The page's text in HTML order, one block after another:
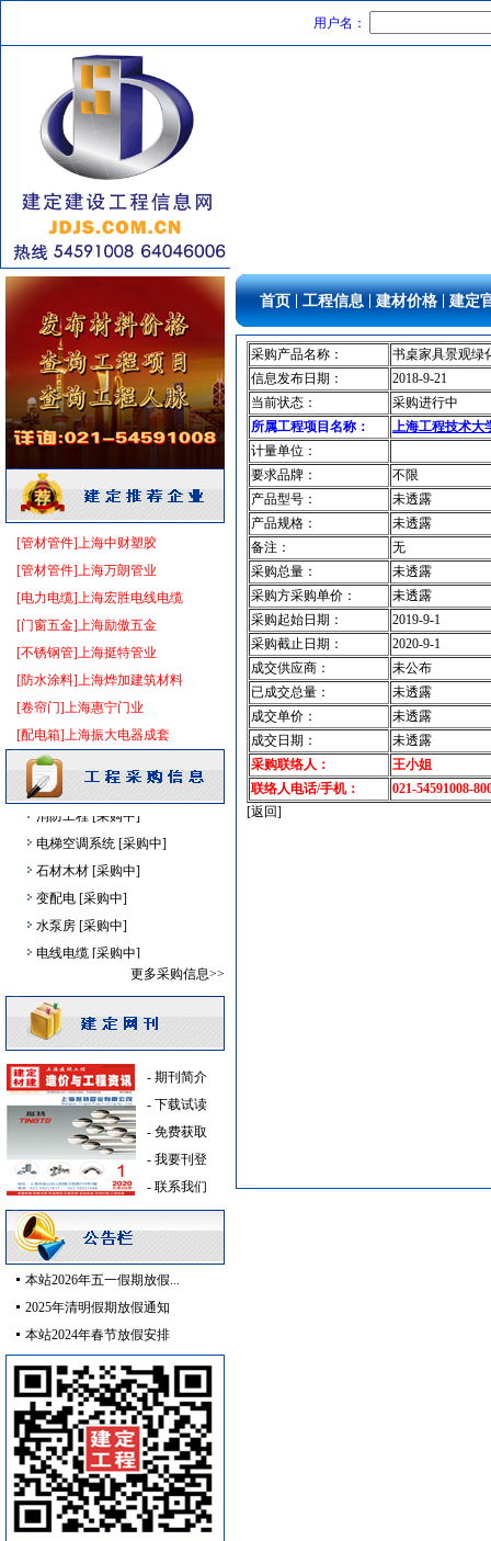
用户名：
[管材管件]上海中财塑胶
[管材管件]上海万朗管业
[电力电缆]上海宏胜电线电缆
[门窗五金]上海励傲五金
[不锈钢管]上海挺特管业
[防水涂料]上海烨加建筑材料
[卷帘门]上海惠宁门业
[配电箱]上海振大电器成套
给排水系统 [采购中]
照明器材 [采购中]
仪器仪表 [采购中]
PVC窗帘 [采购中]
复合木地板 [采购中]
复合木地板 [采购中]
低压配电房 [采购中]
油漆涂料 [采购中]
电线电缆 [采购中]
二头隔栅射灯 [采购中]
改性沥青
[采购中]
电器开关 [采购中]
消防火警 [采购中]
消防火警 [采购中]
消防器材
墙地面砖
防火阀 [采购中]
电气管线 [采购中]
仪器仪表 [采购中]
园林设施 [采购中]
阀门组件室外排水等
墙地面砖 [采购中]
暖通系统 [采购中]
变配电 [采购中]
装载机 [采购中]
电线电缆 [采购中]
电梯空调系统 [采购中]
石材木材 [采购中]
变配电 [采购中]
水泵房 [采购中]
电线电缆 [采购中]
[采购中]
管材管件 [采购中]
防雷接地 [采购中]
外墙装饰 [采购中]
光源灯具
[采购中]
电线电缆 [采购中]
石材木材 [采购中]
防水防腐 [采购中]
二头隔栅射灯
灯盘 [采购中]
园林设施 [采购中]
日光灯 [采购中]
消防器材 [采购中]
卫浴洁具 [采购中]
防水防腐 [采购中]
给排水系统 [采购中]
照明器材 [采购中]
仪器仪表 [采购中]
PVC窗帘 [采购中]
复合木地板 [采购中]
更多采购信息>>
- 期刊简介
- 下载试读
- 免费获取
- 我要刊登
- 联系我们
本站2026年五一假期放假...
2025年清明假期放假通知
本站2024年春节放假安排
首页 工程信息 建材价格 建定
采购产品名称：
书桌家具景观绿
信息发布日期：
2018-9-21
当前状态：
采购进行中
所属工程项目名称：
上海工程技术大
计量单位：
要求品牌：
不限
产品型号：
未透露
产品规格：
未透露
备注：
无
采购总量：
未透露
采购方采购单价：
未透露
采购起始日期：
2019-9-1
采购截止日期：
2020-9-1
成交供应商：
未公布
已成交总量：
未透露
成交单价：
未透露
成交日期：
未透露
采购联络人：
王小姐
联络人电话/手机：
021-54591008-
[返回]